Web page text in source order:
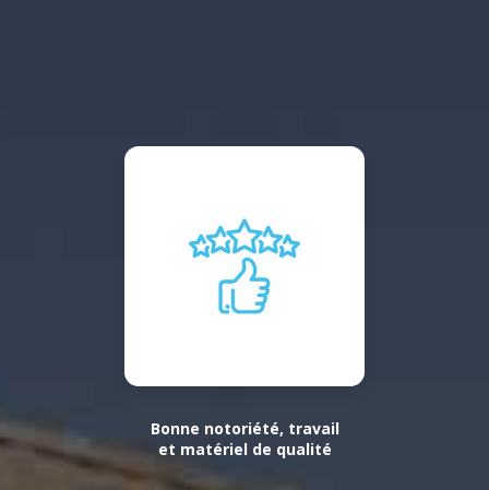
Bonne notoriété, travail
et matériel de qualité